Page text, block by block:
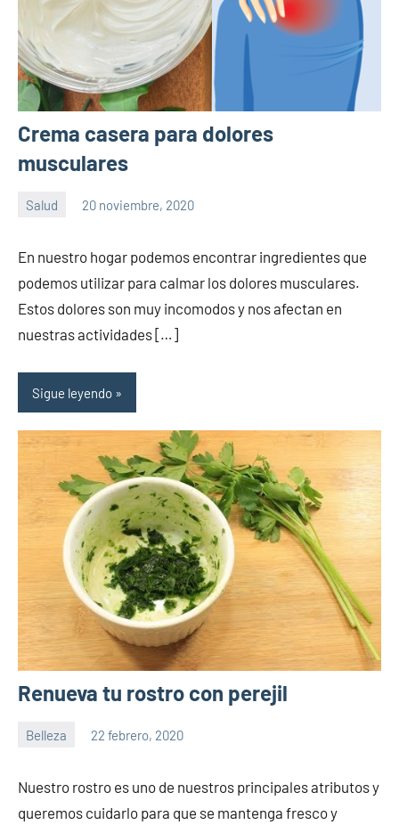
Crema casera para dolores
musculares
Salud 20 noviembre, 2020
la
salud
comentarios
En nuestro hogar podemos encontrar ingredientes que
podemos utilizar para calmar los dolores musculares.
Estos dolores son muy incomodos y nos afectan en
nuestras actividades […]
Sigue leyendo
Renueva tu rostro con perejil
Belleza 22 febrero, 2020
la
salud
comentarios
Nuestro rostro es uno de nuestros principales atributos y
queremos cuidarlo para que se mantenga fresco y